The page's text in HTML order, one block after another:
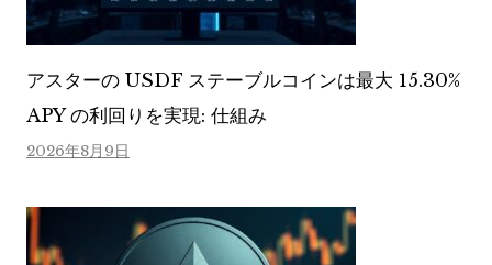
アスターの USDF ステーブルコインは最大 15.30%
APY の利回りを実現: 仕組み
2026年8月9日